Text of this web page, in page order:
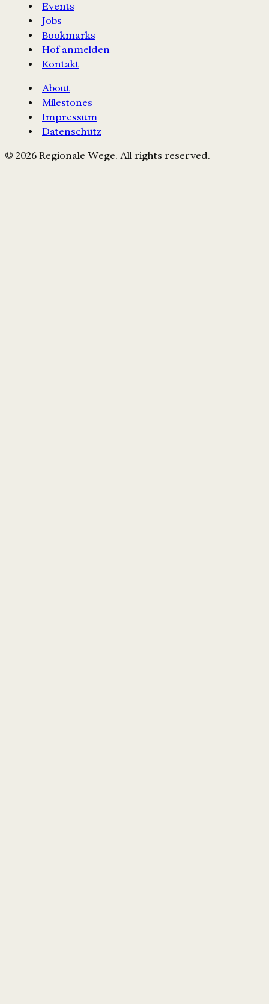
Events
Jobs
Bookmarks
Hof anmelden
Kontakt
About
Milestones
Impressum
Datenschutz
© 2026 Regionale Wege. All rights reserved.